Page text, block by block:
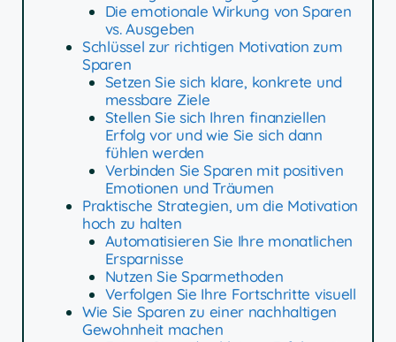
Die emotionale Wirkung von Sparen
vs. Ausgeben
Schlüssel zur richtigen Motivation zum
Sparen
Setzen Sie sich klare, konkrete und
messbare Ziele
Stellen Sie sich Ihren finanziellen
Erfolg vor und wie Sie sich dann
fühlen werden
Verbinden Sie Sparen mit positiven
Emotionen und Träumen
Praktische Strategien, um die Motivation
hoch zu halten
Automatisieren Sie Ihre monatlichen
Ersparnisse
Nutzen Sie Sparmethoden
Verfolgen Sie Ihre Fortschritte visuell
Wie Sie Sparen zu einer nachhaltigen
Gewohnheit machen